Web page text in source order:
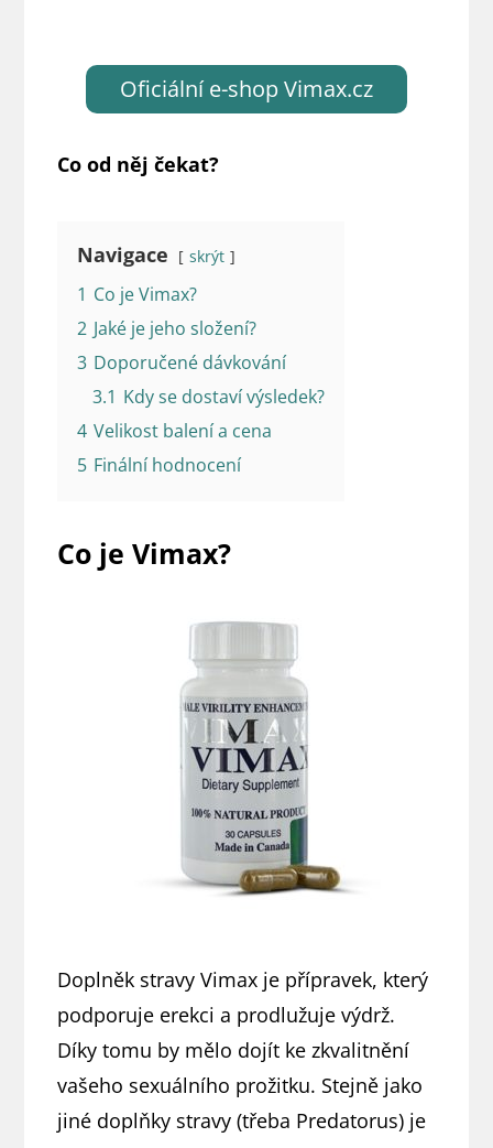
Oficiální e-shop Vimax.cz
Co od něj čekat?
Navigace skrýt
1 Co je Vimax?
2 Jaké je jeho složení?
3 Doporučené dávkování
3.1 Kdy se dostaví výsledek?
4 Velikost balení a cena
5 Finální hodnocení
Co je Vimax?
Doplněk stravy Vimax je přípravek, který
podporuje erekci a prodlužuje výdrž.
Díky tomu by mělo dojít ke zkvalitnění
vašeho sexuálního prožitku. Stejně jako
jiné doplňky stravy (třeba Predatorus) je